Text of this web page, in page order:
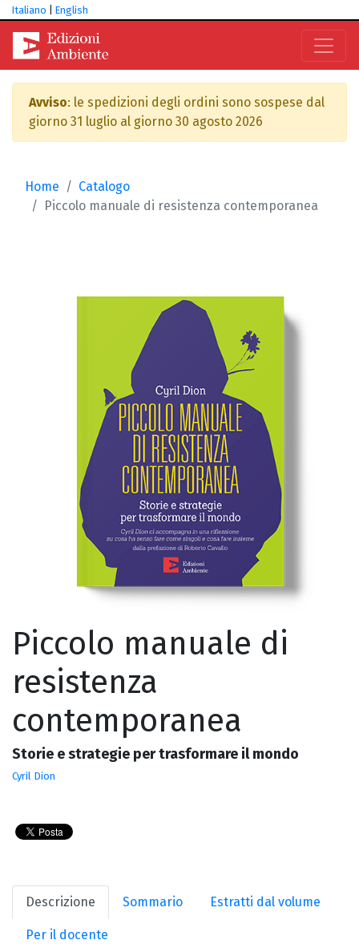
Italiano English
Avviso: le spedizioni degli ordini sono sospese dal
giorno 31 luglio al giorno 30 agosto 2026
Home
Catalogo
Piccolo manuale di resistenza contemporanea
Piccolo manuale di
resistenza
contemporanea
Storie e strategie per trasformare il mondo
Cyril Dion
Descrizione Sommario Estratti dal volume
Per il docente